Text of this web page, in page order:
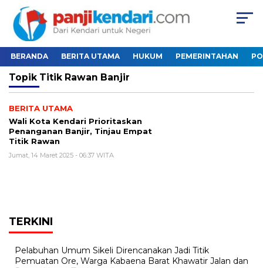
BERANDA BERITA UTAMA HUKUM PEMERINTAHAN
Topik Titik Rawan Banjir
BERITA UTAMA
Wali Kota Kendari Prioritaskan
Penanganan Banjir, Tinjau Empat
Titik Rawan
Jumat, 14 Maret 2025 - 06:37 WITA
TERKINI
Pelabuhan Umum Sikeli Direncanakan Jadi Titik
Pemuatan Ore, Warga Kabaena Barat Khawatir Jalan dan